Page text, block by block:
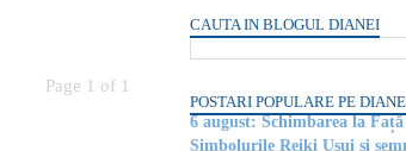
Page 1 of 1
CAUTA IN BLOGUL DIANEI
POSTARI POPULARE PE
6 august: Schimbarea la
Simbolurile Reiki Usui și